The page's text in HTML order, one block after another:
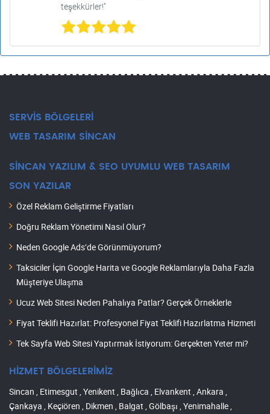
teşekkürler!"
SERVİS BÖLGELERİ
WEB TASARIM SİNCAN
SİNCAN YAZILIM & SEO UYUMLU WEB TASARIM
SON YAZILAR
Özel Reklam Geliştirme Fiyatları
Doğru Reklam Yönetimi Nasıl Olur?
Neden Google Ads’de Görünmüyorum?
Taksiciler İçin Google Harita ve Google Reklamlarıyla Daha Fazla
Müşteriye Ulaşma
Ucuz Web Sitesi Neden Pahalıya Patlar? Gerçek Örneklerle
Fiyat Teklifi Hazırlat: Profesyonel Fiyat Teklifi Hazırlatma Hizmeti
Tek Sayfa Web Sitesi Yaptırmak İstiyorum: Gerçekten Yeter mi?
HİZMET BÖLGELERİMİZ
Sincan , Etimesgut , Yenikent , Bağlıca , Elvankent , Ankara ,
Çankaya , Keçiören , Dikmen , Balgat , Gölbaşı , Yenimahalle ,